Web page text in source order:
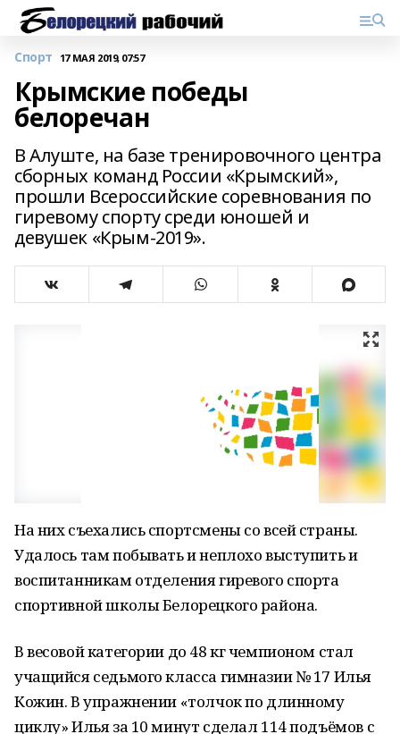
Спорт 17 МАЯ 2019, 07:57
Крымские победы
белоречан
В Алуште, на базе тренировочного центра
сборных команд России «Крымский»,
прошли Всероссийские соревнования по
гиревому спорту среди юношей и
девушек «Крым-2019».
На них съехались спортсмены со всей страны.
Удалось там побывать и неплохо выступить и
воспитанникам отделения гиревого спорта
спортивной школы Белорецкого района.
В весовой категории до 48 кг чемпионом стал
учащийся седьмого класса гимназии № 17 Илья
Кожин. В упражнении «толчок по длинному
циклу» Илья за 10 минут сделал 114 подъёмов с